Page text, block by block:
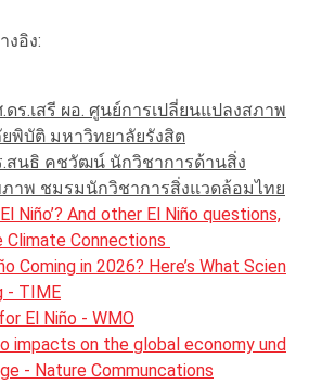
อิง:
ร.เสรี ผอ. ศูนย์การเปลี่ยนแปลงสภาพ
พิบัติ มหาวิทยาลัยรังสิต
นธิ คชวัฒน์ นักวิชาการด้านสิ่ง
าพ ชมรมนักวิชาการสิ่งแวดล้อมไทย
El Niño’? And other El Niño questions,
Climate Connections
Coming in 2026? Here’s What Scien
- TIME
El Niño - WMO
impacts on the global economy und
- Nature Communcations